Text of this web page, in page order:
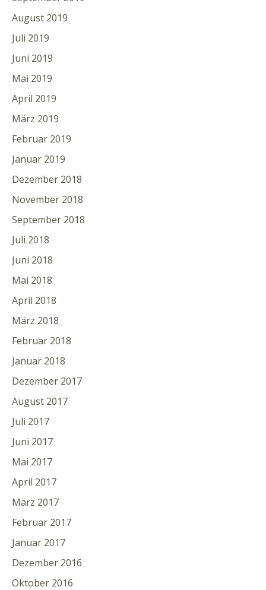
August 2019
Juli 2019
Juni 2019
Mai 2019
April 2019
März 2019
Februar 2019
Januar 2019
Dezember 2018
November 2018
September 2018
Juli 2018
Juni 2018
Mai 2018
April 2018
März 2018
Februar 2018
Januar 2018
Dezember 2017
August 2017
Juli 2017
Juni 2017
Mai 2017
April 2017
März 2017
Februar 2017
Januar 2017
Dezember 2016
Oktober 2016